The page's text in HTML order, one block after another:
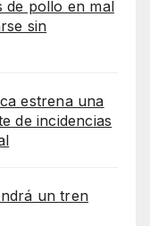
de pollo en mal
sin
estrena una
de incidencias
un tren